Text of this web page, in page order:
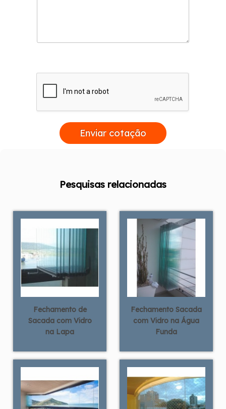
Enviar cotação
Pesquisas relacionadas
Fechamento de
Sacada com Vidro
na Lapa
Fechamento Sacada
com Vidro na Água
Funda